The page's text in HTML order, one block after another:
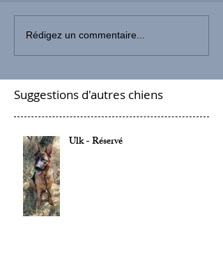
Rédigez un commentaire...
Suggestions d'autres chiens
Ulk - Réservé